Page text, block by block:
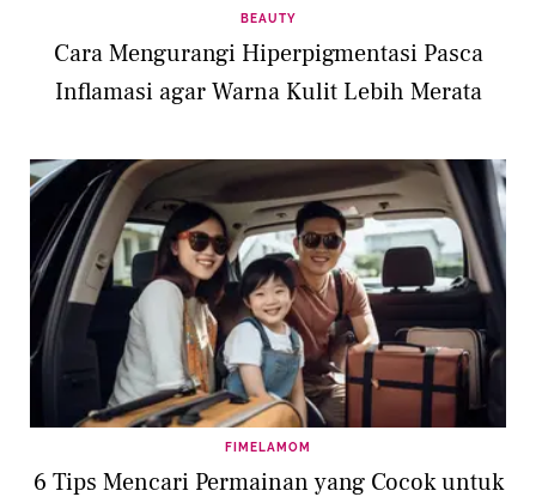
BEAUTY
Cara Mengurangi Hiperpigmentasi Pasca
Inflamasi agar Warna Kulit Lebih Merata
FIMELAMOM
6 Tips Mencari Permainan yang Cocok untuk